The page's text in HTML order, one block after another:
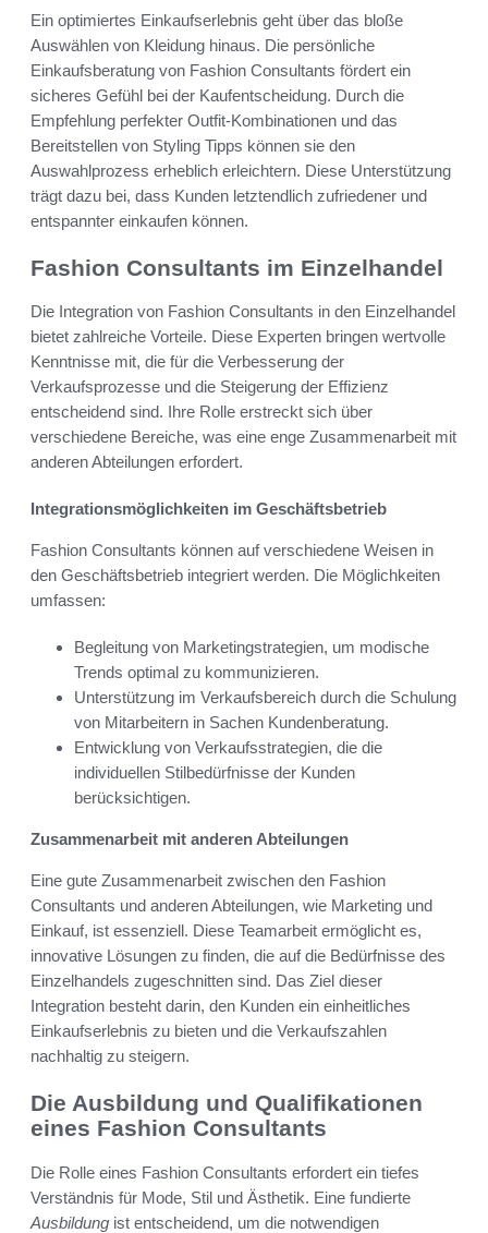
Ein optimiertes Einkaufserlebnis geht über das bloße
Auswählen von Kleidung hinaus. Die persönliche
Einkaufsberatung von Fashion Consultants fördert ein
sicheres Gefühl bei der Kaufentscheidung. Durch die
Empfehlung perfekter Outfit-Kombinationen und das
Bereitstellen von Styling Tipps können sie den
Auswahlprozess erheblich erleichtern. Diese Unterstützung
trägt dazu bei, dass Kunden letztendlich zufriedener und
entspannter einkaufen können.
Fashion Consultants im Einzelhandel
Die Integration von Fashion Consultants in den Einzelhandel
bietet zahlreiche Vorteile. Diese Experten bringen wertvolle
Kenntnisse mit, die für die Verbesserung der
Verkaufsprozesse und die Steigerung der Effizienz
entscheidend sind. Ihre Rolle erstreckt sich über
verschiedene Bereiche, was eine enge Zusammenarbeit mit
anderen Abteilungen erfordert.
Integrationsmöglichkeiten im Geschäftsbetrieb
Fashion Consultants können auf verschiedene Weisen in
den Geschäftsbetrieb integriert werden. Die Möglichkeiten
umfassen:
Begleitung von Marketingstrategien, um modische
Trends optimal zu kommunizieren.
Unterstützung im Verkaufsbereich durch die Schulung
von Mitarbeitern in Sachen Kundenberatung.
Entwicklung von Verkaufsstrategien, die die
individuellen Stilbedürfnisse der Kunden
berücksichtigen.
Zusammenarbeit mit anderen Abteilungen
Eine gute Zusammenarbeit zwischen den Fashion
Consultants und anderen Abteilungen, wie Marketing und
Einkauf, ist essenziell. Diese Teamarbeit ermöglicht es,
innovative Lösungen zu finden, die auf die Bedürfnisse des
Einzelhandels zugeschnitten sind. Das Ziel dieser
Integration besteht darin, den Kunden ein einheitliches
Einkaufserlebnis zu bieten und die Verkaufszahlen
nachhaltig zu steigern.
Die Ausbildung und Qualifikationen
eines Fashion Consultants
Die Rolle eines Fashion Consultants erfordert ein tiefes
Verständnis für Mode, Stil und Ästhetik. Eine fundierte
Ausbildung ist entscheidend, um die notwendigen